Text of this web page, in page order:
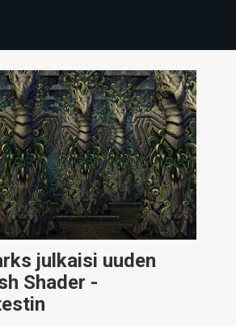
julkaisi uuden
Shader -